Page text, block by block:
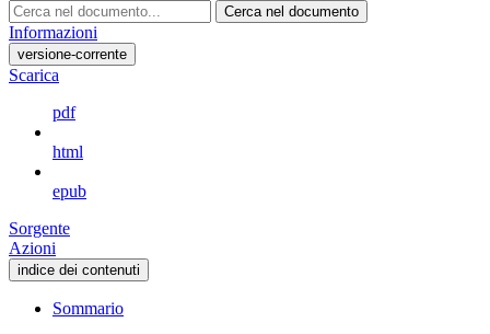
Cerca nel documento
Informazioni
versione-corrente
Scarica
pdf
html
epub
Sorgente
Azioni
indice dei contenuti
Sommario